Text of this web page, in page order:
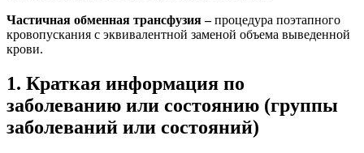
Частичная обменная трансфузия –процедура поэтапного
кровопускания с эквивалентной заменой объема выведенной
крови.
1. Краткая информация по
заболеванию или состоянию (группы
заболеваний или состояний)